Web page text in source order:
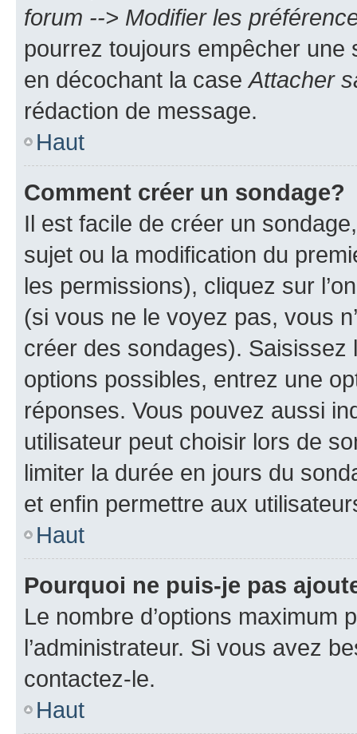
forum --> Modifier les
pourrez toujours empêcher une
en décochant la case Attacher
rédaction de message.
Haut
Comment créer un sondage?
Il est facile de créer un
sujet ou la modification du
les permissions), cliquez sur
(si vous ne le voyez pas, vous
créer des sondages).
options possibles, entrez une
réponses. Vous pouvez aussi
utilisateur peut choisir lors de
limiter la durée en jours du
et enfin permettre aux
Haut
Pourquoi ne puis-je pas
Le nombre d’options maximum
l’administrateur. Si vous avez
contactez-le.
Haut